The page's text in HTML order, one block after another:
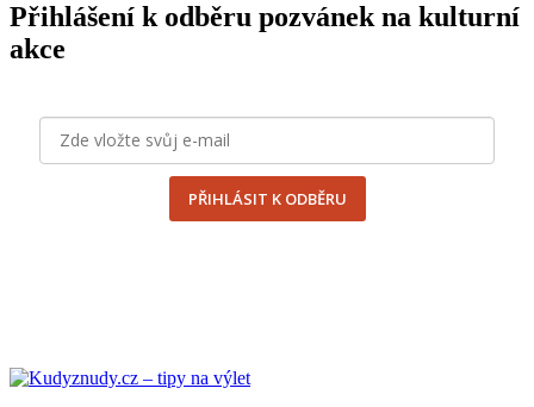
Přihlášení k odběru pozvánek na kulturní
akce
PŘIHLÁSIT K ODBĚRU